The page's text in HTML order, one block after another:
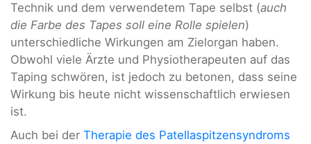
Technik und dem verwendetem Tape selbst (auch
die Farbe des Tapes soll eine Rolle spielen)
unterschiedliche Wirkungen am Zielorgan haben.
Obwohl viele Ärzte und Physiotherapeuten auf das
Taping schwören, ist jedoch zu betonen, dass seine
Wirkung bis heute nicht wissenschaftlich erwiesen
ist.
Auch bei der Therapie des Patellaspitzensyndroms